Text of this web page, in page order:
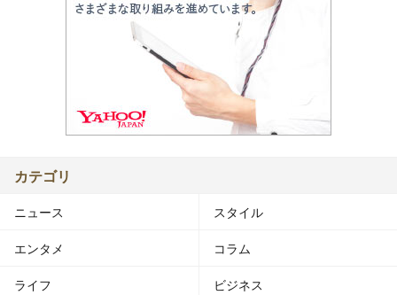
カテゴリ
ニュース スタイル
エンタメ コラム
ライフ ビジネス